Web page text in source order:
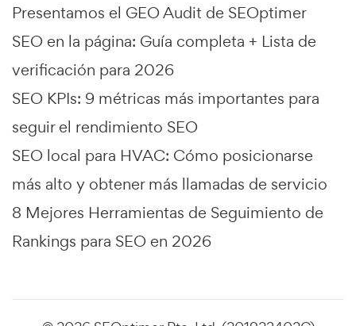
Presentamos el GEO Audit de SEOptimer
SEO en la página: Guía completa + Lista de
verificación para 2026
SEO KPIs: 9 métricas más importantes para
seguir el rendimiento SEO
SEO local para HVAC: Cómo posicionarse
más alto y obtener más llamadas de servicio
8 Mejores Herramientas de Seguimiento de
Rankings para SEO en 2026